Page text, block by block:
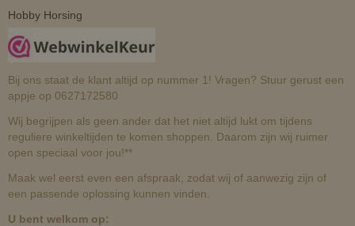
Hobby Horsing
Bij ons staat de klant altijd op nummer 1! Vragen? Stuur gerust een
appje op 0627172580
Wij begrijpen als geen ander dat het niet altijd lukt om tijdens
reguliere winkeltijden te komen shoppen. Daarom zijn wij ruimer
open speciaal voor jou!**
Maak wel eerst even een afspraak, zodat wij of aanwezig zijn of
een passende oplossing kunnen vinden.
U bent welkom op: